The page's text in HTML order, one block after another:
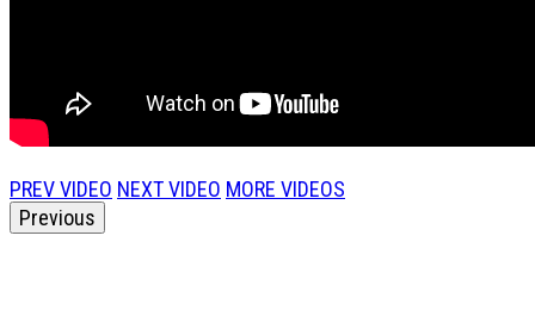
PREV VIDEO NEXT VIDEO MORE VIDEOS
Previous